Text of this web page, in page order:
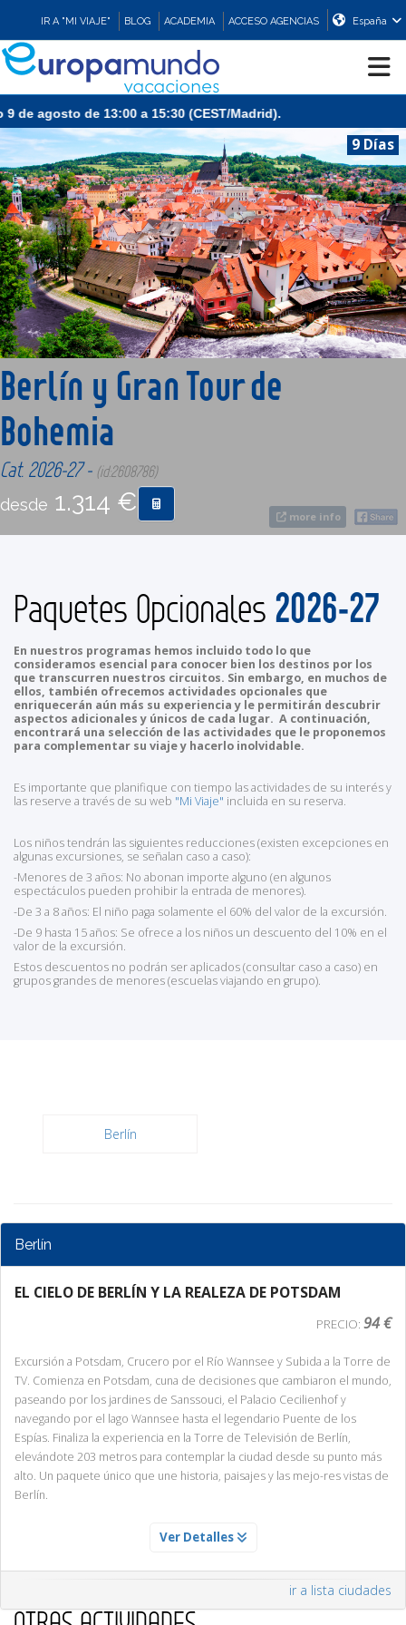
IR A "MI VIAJE" BLOG ACADEMIA ACCESO AGENCIAS España
CRUCEROS
EUROPA
ASIA
ORIENTE
PROMOCIONES
COMPRAR
agosto de 13:00 a 15:30 (CEST/Madrid).
9 Días
more info
Berlín y Gran Tour de
Bohemia
Cat. 2026-27 - (id:2608786)
desde 1.314 €
Paquetes Opcionales 2026-27
En nuestros programas hemos incluido todo lo que
consideramos esencial para conocer bien los destinos por los
que transcurren nuestros circuitos. Sin embargo, en muchos de
ellos, también ofrecemos actividades opcionales que
enriquecerán aún más su experiencia y le permitirán descubrir
aspectos adicionales y únicos de cada lugar. A continuación,
encontrará una selección de las actividades que le proponemos
para complementar su viaje y hacerlo inolvidable.
Es importante que planifique con tiempo las actividades de su interés y
las reserve a través de su web "Mi Viaje" incluida en su reserva.
Los niños tendrán las siguientes reducciones (existen excepciones en
algunas excursiones, se señalan caso a caso):
-Menores de 3 años: No abonan importe alguno (en algunos
espectáculos pueden prohibir la entrada de menores).
-De 3 a 8 años: El niño paga solamente el 60% del valor de la excursión.
-De 9 hasta 15 años: Se ofrece a los niños un descuento del 10% en el
valor de la excursión.
Estos descuentos no podrán ser aplicados (consultar caso a caso) en
grupos grandes de menores (escuelas viajando en grupo).
Berlín
Berlín
EL CIELO DE BERLÍN Y LA REALEZA DE POTSDAM
PRECIO: 94 €
Excursión a Potsdam, Crucero por el Río Wannsee y Subida a la Torre de
TV. Comienza en Potsdam, cuna de decisiones que cambiaron el mundo,
paseando por los jardines de Sanssouci, el Palacio Cecilienhof y
navegando por el lago Wannsee hasta el legendario Puente de los
Espías. Finaliza la experiencia en la Torre de Televisión de Berlín,
elevándote 203 metros para contemplar la ciudad desde su punto más
alto. Un paquete único que une historia, paisajes y las mejo-res vistas de
Berlín.
ENTRADA TORRE TV BERLIN
Descubre Berlín desde las alturas en la icónica Torre de Televisión.
Sube a 203 metros y disfruta de vistas panorámicas espectaculares de
toda la ciudad.Una experiencia imprescindible que combina historia,
Ver Detalles
ir a lista ciudades